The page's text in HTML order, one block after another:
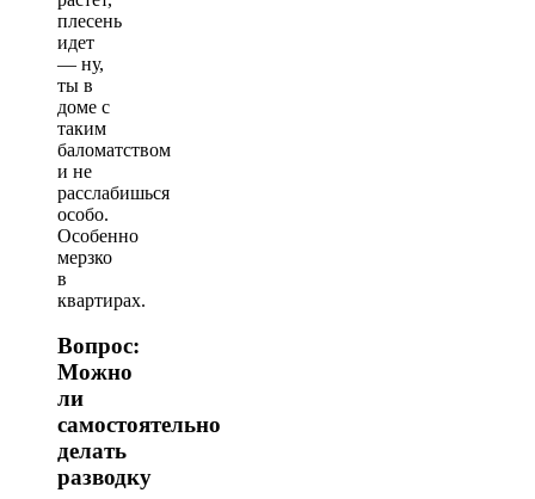
плесень
идет
— ну,
ты в
доме с
таким
баломатством
и не
расслабишься
особо.
Особенно
мерзко
в
квартирах.
Вопрос:
Можно
ли
самостоятельно
делать
разводку